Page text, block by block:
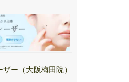
ー（大阪梅田院）